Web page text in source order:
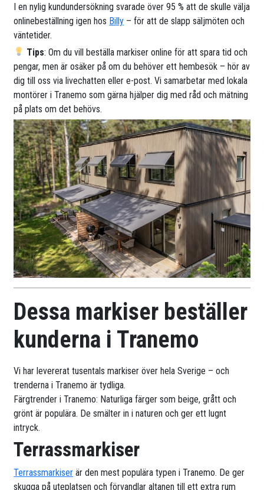
I en nylig kundundersökning svarade över 95 % att de skulle välja
onlinebeställning igen hos Billy – för att de slapp säljmöten och
väntetider.
Tips: Om du vill beställa markiser online för att spara tid och
pengar, men är osäker på om du behöver ett hembesök – hör av
dig till oss via livechatten eller e-post. Vi samarbetar med lokala
montörer i Tranemo som gärna hjälper dig med råd och mätning
på plats om det behövs.
Dessa markiser beställer
kunderna i Tranemo
Vi har levererat tusentals markiser över hela Sverige – och
trenderna i Tranemo är tydliga.
Färgtrender i Tranemo: Naturliga färger som beige, grått och
grönt är populära. De smälter in i naturen och ger ett lugnt
intryck.
Terrassmarkiser
Terrassmarkiser är den mest populära typen i Tranemo. De ger
skugga på uteplatsen och förvandlar altanen till ett extra rum